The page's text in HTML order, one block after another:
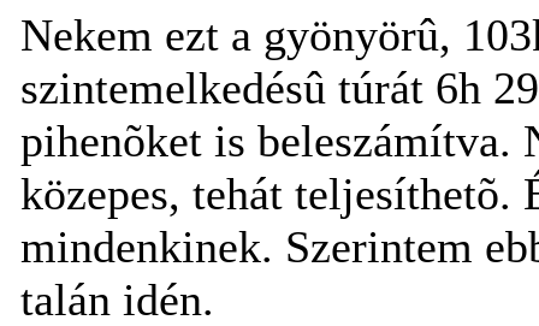
Nekem ezt a gyönyörû,
szintemelkedésû túrát 6h
pihenõket is beleszámítva.
közepes, tehát teljesíthetõ.
mindenkinek. Szerintem
talán idén.